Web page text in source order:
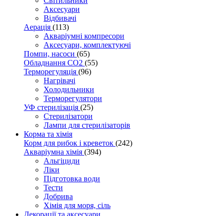
Аксесуари
Відбивачі
Аерація (113)
Акваріумні компресори
Аксесуари, комплектуючі
Помпи, насоси (65)
Обладнання CO2 (55)
Терморегуляція (96)
Нагрівачі
Холодильники
Терморегулятори
УФ стерилізація (25)
Стерилізатори
Лампи для стерилізаторів
Корма та хімія
Корм для рибок і креветок (242)
Акваріумна хімія (394)
Альгіциди
Ліки
Підготовка води
Тести
Добрива
Хімія для моря, сіль